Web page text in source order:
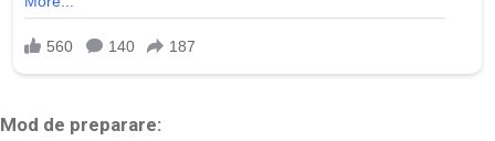
Mod de preparare: